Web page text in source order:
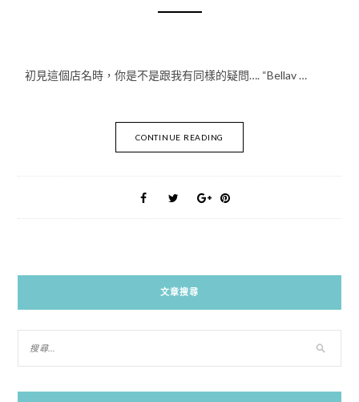
初見這個店名時，你是不是跟我有同樣的疑問…. “Bellav …
CONTINUE READING
文章搜尋